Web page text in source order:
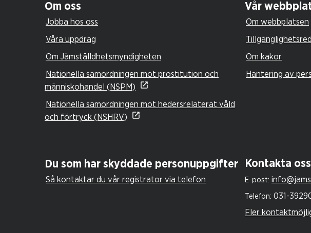
Om oss
Jobba hos oss
Våra uppdrag
Om Jämställdhetsmyndigheten
Nationella samordningen mot prostitution och
människohandel (NSPM)
Nationella samordningen mot hedersrelaterat våld
och förtryck (NSHRV)
Vår
Om webbplatsen
Om kakor
Hantering av
Du som har skyddade personuppgifter
Så kontaktar du vår registrator via telefon
Kontakta oss
E-post:
Telefon: 031-
Fler